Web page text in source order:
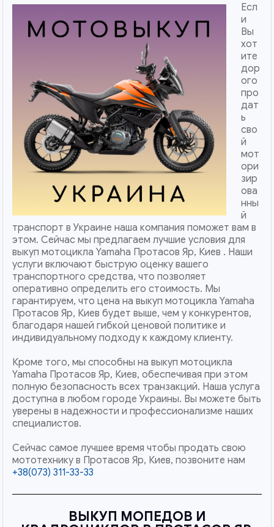
Есл
и
Вы
хот
ите
дор
ого
про
дат
ь
сво
й
мот
ори
зир
ова
нны
й
транспорт в Украине наша компания поможет вам в
этом. Сейчас мы предлагаем лучшие условия для
выкуп мотоцикла Yamaha Протасов Яр, Киев . Наши
услуги включают быструю оценку вашего
транспортного средства, что позволяет
оперативно определить его стоимость. Мы
гарантируем, что цена на выкуп мотоцикла Yamaha
Протасов Яр, Киев будет выше, чем у конкурентов,
благодаря нашей гибкой ценовой политике и
индивидуальному подходу к каждому клиенту.
Кроме того, мы способны на выкуп мотоцикла
Yamaha Протасов Яр, Киев, обеспечивая при этом
полную безопасность всех транзакций. Наша услуга
доступна в любом городе Украины. Вы можете быть
уверены в надежности и профессионализме наших
специалистов.
Сейчас самое лучшее время чтобы продать свою
мототехнику в Протасов Яр, Киев, позвоните нам
+38(073) 311-33-33
ВЫКУП МОПЕДОВ И